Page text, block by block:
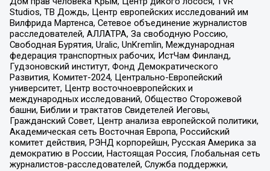
Studios, ТВ Дождь, Центр европейских исследований им
Вилфрида Мартенса, Сетевое объединение журналистов
расследователей, АЛЛАТРА, За свободную Россию,
Свободная Бурятия, Uralic, UnKremlin, Международная
федерация транспортных рабочих, ИстЧам Финланд,
Гудзоновский институт, Фонд Демократического
Развития, Комитет-2024, Центрально-Европейский
университет, Центр восточноевропейских и
международных исследований, Общество Сторожевой
башни, Библии и трактатов Свидетелей Иеговы,
Гражданский Совет, Центр анализа европейской политики,
Академическая сеть Восточная Европа, Российский
комитет действия, РЭНД корпорейшн, Русская Америка за
демократию в России, Настоящая Россия, Глобальная сеть
журналистов-расследователей, Служба поддержки,